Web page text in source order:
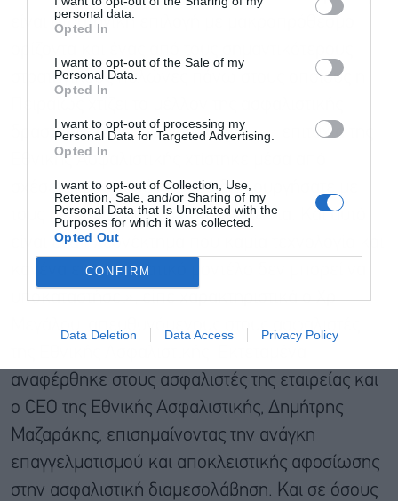
personal data.
Opted In
I want to opt-out of the Sale of my
Personal Data.
Opted In
I want to opt-out of processing my
Personal Data for Targeted Advertising.
Opted In
I want to opt-out of Collection, Use,
Retention, Sale, and/or Sharing of my
Personal Data that Is Unrelated with the
Purposes for which it was collected.
Opted Out
CONFIRM
Data Deletion Data Access Privacy Policy
είναι στρατηγική επιλογή με μακροπρόθεσμο
στρατηγικούς πυλώνες πάνω στους οποίους η
δραστηριότητας του Ομίλου της. «Η επιτυχία της
Εθνικής Ασφαλιστικής χτίστηκε μέσα από
σχέσεις εμπιστοσύνης που δημιουργήσατε με
τους πελάτες σας όλα αυτά τα χρόνια. Και αυτό
είναι ένα πλεονέκτημα που καμία τεχνολογία και
κανένα επιχειρηματικό μοντέλο δεν μπορεί να
υποκαταστήσει», είπε χαρακτηριστικά ο Χρ.
Μεγάλου, απευθυνόμενους στους ασφαλιστές
αναφέρθηκε στους ασφαλιστές της εταιρείας και
ο CEO της Εθνικής Ασφαλιστικής, Δημήτρης
Μαζαράκης, επισημαίνοντας την ανάγκη
επαγγελματισμού και αποκλειστικής αφοσίωσης
στην ασφαλιστική διαμεσολάβηση. Και σε όσους
Αποδέχομαι τους